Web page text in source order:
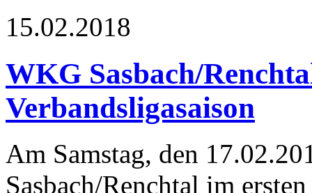
15.02.2018
WKG Sasbach/
Verbandsligasaison
Am Samstag, den
Sasbach/Renchtal im